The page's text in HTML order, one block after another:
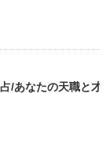
なたの天職と才